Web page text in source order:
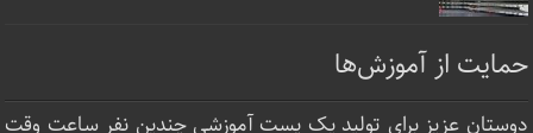
حمایت از آموزش‌ها
دوستان عزیز برای تولید یک پست آموزشی چندین نفر ساعت‌ وقت